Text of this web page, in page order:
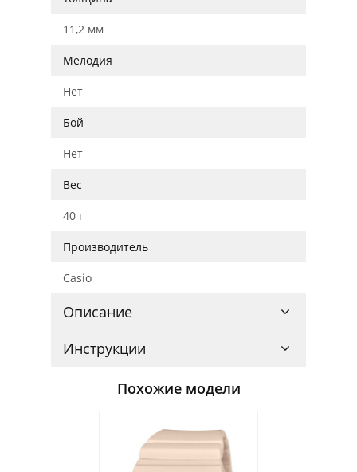
11,2 мм
Мелодия
Нет
Бой
Нет
Вес
40 г
Производитель
Casio
Описание
Инструкции
Похожие модели